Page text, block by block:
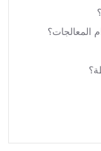
المعالجات؟